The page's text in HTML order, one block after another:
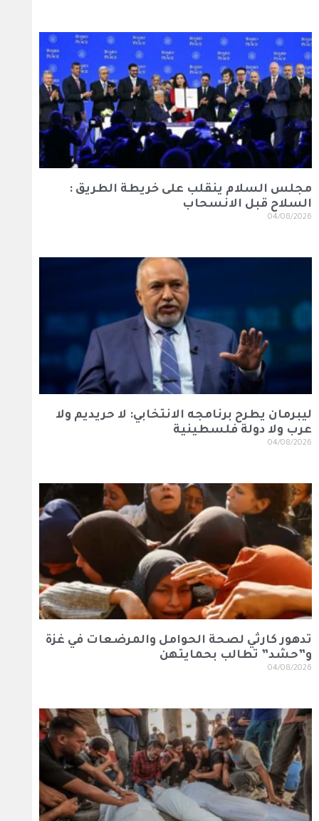
مجلس السلام ينقلب على خريطة الطريق :
السلاح قبل الانسحاب
04/08/2026
ليبرمان يطرح برنامجه الانتخابي: لا حريديم ولا
عرب ولا دولة فلسطينية
04/08/2026
تدهور كارثي لصحة الحوامل والمرضعات في غزة
و”حشد” تطالب بحمايتهن
04/08/2026